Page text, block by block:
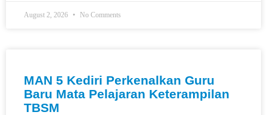
August 2, 2026 No Comments
MAN 5 Kediri Perkenalkan Guru
Baru Mata Pelajaran Keterampilan
TBSM